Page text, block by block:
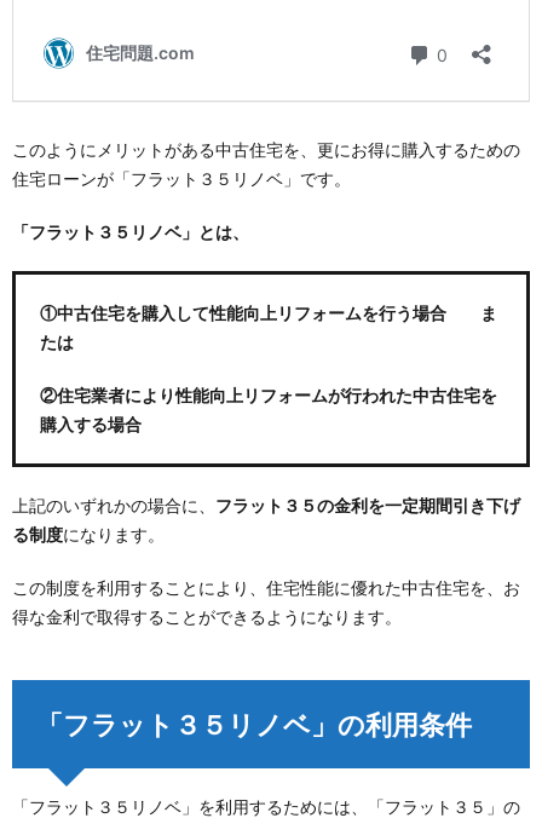
このようにメリットがある中古住宅を、更にお得に購入するための
住宅ローンが「フラット３５リノベ」です。
「フラット３５リノベ」とは、
①中古住宅を購入して性能向上リフォームを行う場合 ま
たは
②住宅業者により性能向上リフォームが行われた中古住宅を
購入する場合
上記のいずれかの場合に、 フラット３５の金利を一定期間引き下げ
る制度になります。
この制度を利用することにより、住宅性能に優れた中古住宅を、お
得な金利で取得することができるようになります。
「フラット３５リノベ」の利用条件
「フラット３５リノベ」を利用するためには、「フラット３５」の